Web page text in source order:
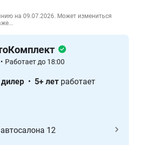
на 09.07.2026. Может измениться
• Работает до 18:00
• 5+ лет работает
12